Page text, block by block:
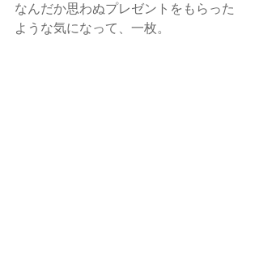
なんだか思わぬプレゼントをもらった
ような気になって、一枚。